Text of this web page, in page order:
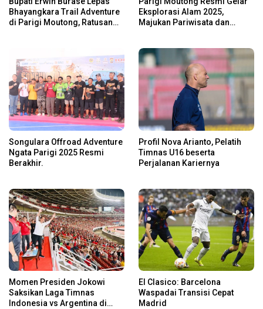
Bhayangkara Trail Adventure
di Parigi Moutong, Ratusan
Eksplorasi Alam 2025,
Majukan Pariwisata dan
Songulara Offroad Adventure
Ngata Parigi 2025 Resmi
Berakhir.
Profil Nova Arianto, Pelatih
Timnas U16 beserta
Perjalanan Kariernya
Momen Presiden Jokowi
Saksikan Laga Timnas
Indonesia vs Argentina di
El Clasico: Barcelona
Waspadai Transisi Cepat
Madrid